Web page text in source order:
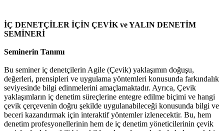
İÇ DENETÇİLER İÇİN ÇEVİK ve YALIN DENETİM
SEMİNERİ
Seminerin Tanımı
Bu seminer iç denetçilerin Agile (Çevik) yaklaşımın doğuşu,
değerleri, prensipleri ve uygulama yöntemleri konusunda farkındalık
seviyesinde bilgi edinmelerini amaçlamaktadır. Ayrıca, Çevik
yaklaşımların iç denetim süreçlerine entegre edilme biçimi ve hangi
çevik çerçevenin doğru şekilde uygulanabileceği konusunda bilgi ve
beceri kazandırmak için interaktif yöntemler izlenecektir. Bu, hem
denetim profesyonellerinin hem de iç denetim yöneticilerinin çevik